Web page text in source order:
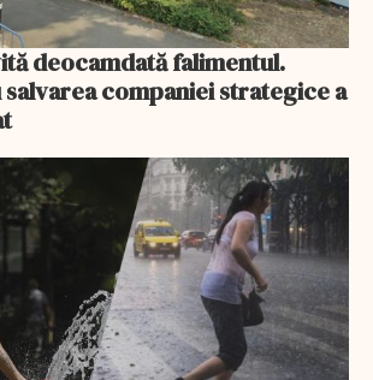
deocamdată falimentul.
companiei strategice a